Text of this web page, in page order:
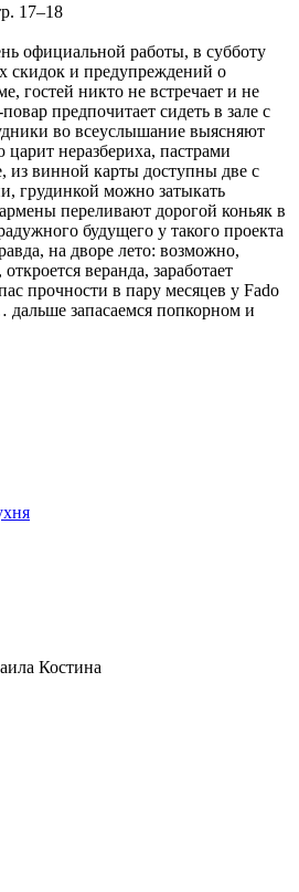
17–18
официальной работы, в субботу
скидок и предупреждений о
гостей никто не встречает и не
предпочитает сидеть в зале с
во всеуслышание выясняют
неразбериха, пастрами
из винной карты доступны две с
грудинкой можно затыкать
переливают дорогой коньяк в
будущего у такого проекта
на дворе лето: возможно,
веранда, заработает
прочности в пару месяцев у Fado
запасаемся попкорном и
Костина